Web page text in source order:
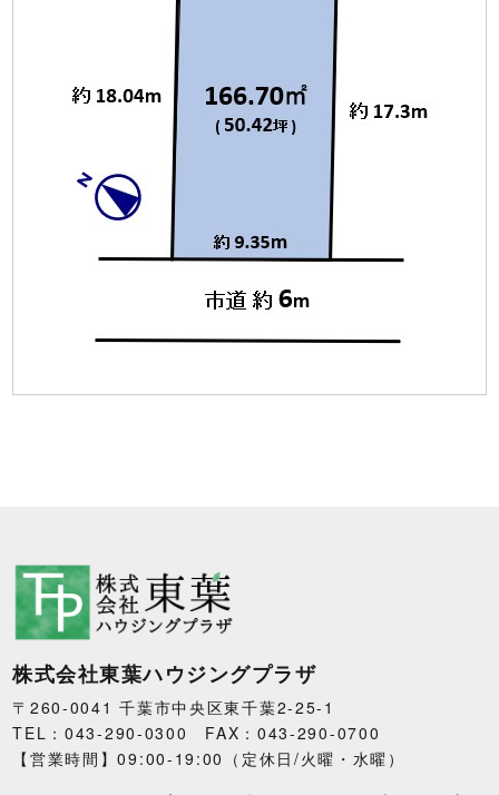
株式会社東葉ハウジングプラザ
〒260-0041 千葉市中央区東千葉2-25-1
TEL：043-290-0300 FAX：043-290-0700
【営業時間】09:00-19:00（定休日/火曜・水曜）